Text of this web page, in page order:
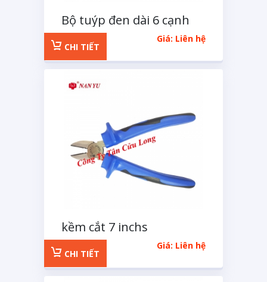
Bộ tuýp đen dài 6 cạnh
1/2 inchs 11 chi tiếtGiá: Liên hệ
CHI TIẾT
kềm cắt 7 inchs
Giá: Liên hệ
CHI TIẾT